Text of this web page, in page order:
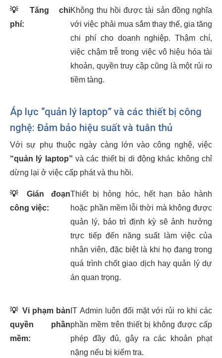
💡
Tăng chi
phí:
Không thu hồi được tài sản đồng nghĩa
với việc phải mua sắm thay thế, gia tăng
chi phí cho doanh nghiệp. Thậm chí,
việc chậm trễ trong việc vô hiệu hóa tài
khoản, quyền truy cập cũng là một rủi ro
tiềm tàng.
Áp lực “quản lý laptop” và các thiết bị công
nghệ: Đảm bảo hiệu suất và tuân thủ
Với sự phụ thuộc ngày càng lớn vào công nghệ, việc
“quản lý laptop” và các thiết bị di động khác không chỉ
dừng lại ở việc cấp phát và thu hồi.
💡
Gián đoạn
công việc:
Thiết bị hỏng hóc, hết hạn bảo hành
hoặc phần mềm lỗi thời mà không được
quản lý, bảo trì định kỳ sẽ ảnh hưởng
trực tiếp đến năng suất làm việc của
nhân viên, đặc biệt là khi họ đang trong
quá trình chốt giao dịch hay quản lý dự
án quan trọng.
💡 Vi phạm bản
quyền phần
mềm:
IT Admin luôn đối mặt với rủi ro khi các
phần mềm trên thiết bị không được cấp
phép đầy đủ, gây ra các khoản phạt
nặng nếu bị kiểm tra.